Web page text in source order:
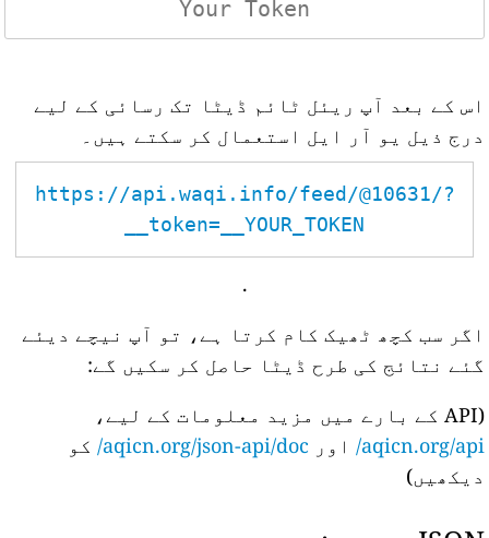
اس کے بعد آپ ریئل ٹائم ڈیٹا تک رسائی کے لیے
درج ذیل یو آر ایل استعمال کر سکتے ہیں۔
https://api.waqi.info/feed/@10631/?
token=__YOUR_TOKEN__
.
اگر سب کچھ ٹھیک کام کرتا ہے، تو آپ نیچے دیئے
گئے نتائج کی طرح ڈیٹا حاصل کر سکیں گے:
(API کے بارے میں مزید معلومات کے لیے،
aqicn.org/api/
اور aqicn.org/json-api/doc/ کو
دیکھیں)